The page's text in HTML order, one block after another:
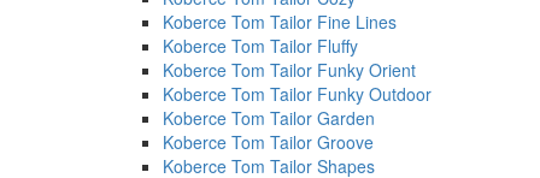
Koberce Tom Tailor Fine Lines
Koberce Tom Tailor Fluffy
Koberce Tom Tailor Funky Orient
Koberce Tom Tailor Funky Outdoor
Koberce Tom Tailor Garden
Koberce Tom Tailor Groove
Koberce Tom Tailor Shapes